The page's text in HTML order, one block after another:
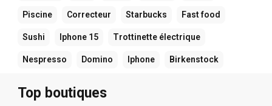
Piscine Correcteur Starbucks Fast food
Sushi Iphone 15 Trottinette électrique
Nespresso Domino Iphone Birkenstock
Top boutiques